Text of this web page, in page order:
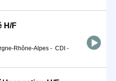
H/F
Rhône-Alpes - CDI -